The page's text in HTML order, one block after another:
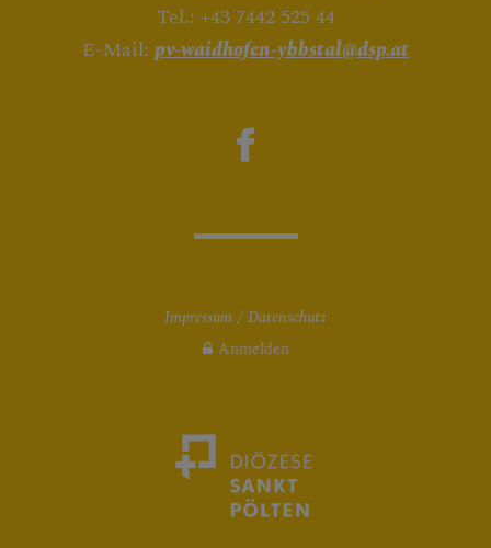
Tel.: +43 7442 525 44
E-Mail: pv-waidhofen-ybbstal@dsp.at
Impressum
Datenschutz
Anmelden